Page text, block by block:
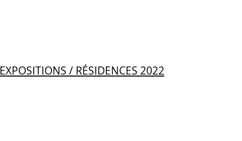
EXPOSITIONS / RÉSIDENCES 2022